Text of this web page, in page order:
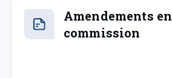
Amendements en
commission